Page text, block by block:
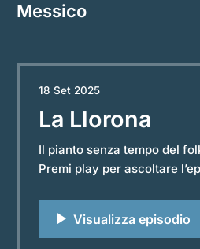
Messico
La Llorona
Il pianto senza tempo del
Premi play per ascoltare
successivamente di gran
18 Set 2025